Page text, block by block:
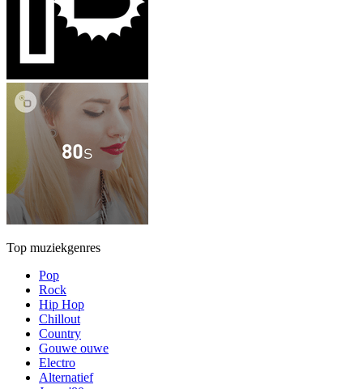
Top muziekgenres
Pop
Rock
Hip Hop
Chillout
Country
Gouwe ouwe
Electro
Alternatief